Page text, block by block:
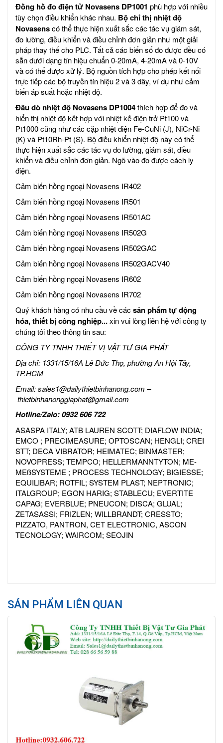
Đồng hồ đo điện tử Novasens DP1001 phù hợp với nhiều
tùy chọn điều khiển khác nhau. Bộ chỉ thị nhiệt độ
Novasenscó thể thực hiện xuất sắc các tác vụ giám sát,
đo lường, điều khiển và điều chỉnh đơn giản như một giải
pháp thay thế cho PLC. Tất cả các biến số đo được đều có
sẵn dưới dạng tín hiệu chuẩn 0-20mA, 4-20mA và 0-10V
và có thể được xử lý. Bộ nguồn tích hợp cho phép kết nối
trực tiếp các bộ truyền tín hiệu 2 và 3 dây, ví dụ như cảm
biến áp suất hoặc nhiệt độ.
Đầu dò nhiệt độ Novasens DP1004thích hợp để đo và
hiển thị nhiệt độ kết hợp với nhiệt kế điện trở Pt100 và
Pt1000 cũng như các cặp nhiệt điện Fe-CuNi (J), NiCr-Ni
(K) và Pt10Rh-Pt (S). Bộ điều khiển nhiệt độ này có thể
thực hiện xuất sắc các tác vụ đo lường, giám sát, điều
khiển và điều chỉnh đơn giản. Ngõ vào đo được cách ly
điện.
Cảm biến hồng ngoại Novasens IR402
Cảm biến hồng ngoại Novasens IR501
Cảm biến hồng ngoại Novasens IR501AC
Cảm biến hồng ngoại Novasens IR502G
Cảm biến hồng ngoại Novasens IR502GAC
Cảm biến hồng ngoại Novasens IR502GACV40
Cảm biến hồng ngoại Novasens IR602
Cảm biến hồng ngoại Novasens IR702
Quý khách hàng có nhu cầu về các sản phẩm tự động
hóa, thiết bị công nghiệp...xin vui lòng liên hệ với công ty
chúng tôi theo thông tin sau:
CÔNG TY TNHH THIẾT VỊ VẬT TƯ GIA PHÁT
Địa chỉ: 1331/15/16A Lê Đức Thọ, phường An Hội Tây,
TP.HCM
Email:sales1@dailythietbinhanong.com –
thietbinhanonggiaphat@gmail.com
Hotline/Zalo: 0932 606 722
ASASPA ITALY; ATB LAUREN SCOTT; DIAFLOW INDIA;
EMCO ; PRECIMEASURE; OPTOSCAN; HENGLI; CREI
STT; DECA VIBRATOR; HEIMATEC; BINMASTER;
NOVOPRESS; TEMPCO; HELLERMANNTYTON; ME-
MEßSYSTEME ; PROCESS TECHNOLOGY; BIGIESSE;
EQUILIBAR; ROTFIL; SYSTEM PLAST; NEPTRONIC;
ITALGROUP; EGON HARIG; STABLECU; EVERTITE
CAPAG; EVERBLUE; PNEUCON; DISCA; GLUAL;
ZETASASSI; FRIZLEN; WILLBRANDT; CRESSTO;
PIZZATO, PANTRON, CET ELECTRONIC, ASCON
TECNOLOGY; WAIRCOM; SEOJIN
SẢN PHẨM LIÊN QUAN